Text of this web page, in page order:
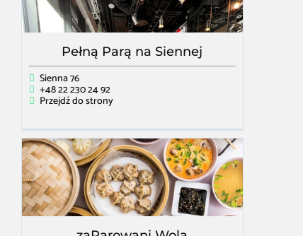
Pełną Parą na Siennej
Sienna 76
+48 22 230 24 92
Przejdź do strony